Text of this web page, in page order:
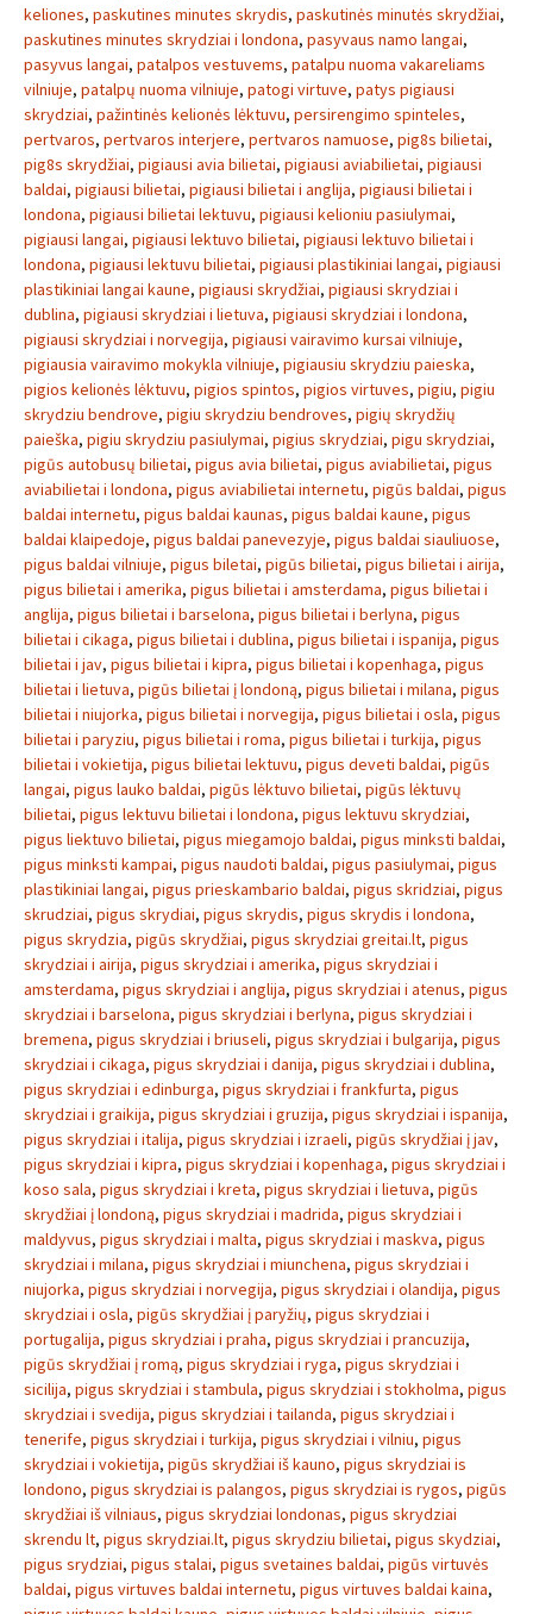
keliones, paskutines minutes skrydis, paskutinės minutės skrydžiai,
paskutines minutes skrydziai i londona, pasyvaus namo langai,
pasyvus langai, patalpos vestuvems, patalpu nuoma vakareliams
vilniuje, patalpų nuoma vilniuje, patogi virtuve, patys pigiausi
skrydziai, pažintinės kelionės lėktuvu, persirengimo spinteles,
pertvaros, pertvaros interjere, pertvaros namuose, pig8s bilietai,
pig8s skrydžiai, pigiausi avia bilietai, pigiausi aviabilietai, pigiausi
baldai, pigiausi bilietai, pigiausi bilietai i anglija, pigiausi bilietai i
londona, pigiausi bilietai lektuvu, pigiausi kelioniu pasiulymai,
pigiausi langai, pigiausi lektuvo bilietai, pigiausi lektuvo bilietai i
londona, pigiausi lektuvu bilietai, pigiausi plastikiniai langai, pigiausi
plastikiniai langai kaune, pigiausi skrydžiai, pigiausi skrydziai i
dublina, pigiausi skrydziai i lietuva, pigiausi skrydziai i londona,
pigiausi skrydziai i norvegija, pigiausi vairavimo kursai vilniuje,
pigiausia vairavimo mokykla vilniuje, pigiausiu skrydziu paieska,
pigios kelionės lėktuvu, pigios spintos, pigios virtuves, pigiu, pigiu
skrydziu bendrove, pigiu skrydziu bendroves, pigių skrydžių
paieška, pigiu skrydziu pasiulymai, pigius skrydziai, pigu skrydziai,
pigūs autobusų bilietai, pigus avia bilietai, pigus aviabilietai, pigus
aviabilietai i londona, pigus aviabilietai internetu, pigūs baldai, pigus
baldai internetu, pigus baldai kaunas, pigus baldai kaune, pigus
baldai klaipedoje, pigus baldai panevezyje, pigus baldai siauliuose,
pigus baldai vilniuje, pigus biletai, pigūs bilietai, pigus bilietai i airija,
pigus bilietai i amerika, pigus bilietai i amsterdama, pigus bilietai i
anglija, pigus bilietai i barselona, pigus bilietai i berlyna, pigus
bilietai i cikaga, pigus bilietai i dublina, pigus bilietai i ispanija, pigus
bilietai i jav, pigus bilietai i kipra, pigus bilietai i kopenhaga, pigus
bilietai i lietuva, pigūs bilietai į londoną, pigus bilietai i milana, pigus
bilietai i niujorka, pigus bilietai i norvegija, pigus bilietai i osla, pigus
bilietai i paryziu, pigus bilietai i roma, pigus bilietai i turkija, pigus
bilietai i vokietija, pigus bilietai lektuvu, pigus deveti baldai, pigūs
langai, pigus lauko baldai, pigūs lėktuvo bilietai, pigūs lėktuvų
bilietai, pigus lektuvu bilietai i londona, pigus lektuvu skrydziai,
pigus liektuvo bilietai, pigus miegamojo baldai, pigus minksti baldai,
pigus minksti kampai, pigus naudoti baldai, pigus pasiulymai, pigus
plastikiniai langai, pigus prieskambario baldai, pigus skridziai, pigus
skrudziai, pigus skrydiai, pigus skrydis, pigus skrydis i londona,
pigus skrydzia, pigūs skrydžiai, pigus skrydziai greitai.lt, pigus
skrydziai i airija, pigus skrydziai i amerika, pigus skrydziai i
amsterdama, pigus skrydziai i anglija, pigus skrydziai i atenus, pigus
skrydziai i barselona, pigus skrydziai i berlyna, pigus skrydziai i
bremena, pigus skrydziai i briuseli, pigus skrydziai i bulgarija, pigus
skrydziai i cikaga, pigus skrydziai i danija, pigus skrydziai i dublina,
pigus skrydziai i edinburga, pigus skrydziai i frankfurta, pigus
skrydziai i graikija, pigus skrydziai i gruzija, pigus skrydziai i ispanija,
pigus skrydziai i italija, pigus skrydziai i izraeli, pigūs skrydžiai į jav,
pigus skrydziai i kipra, pigus skrydziai i kopenhaga, pigus skrydziai i
koso sala, pigus skrydziai i kreta, pigus skrydziai i lietuva, pigūs
skrydžiai į londoną, pigus skrydziai i madrida, pigus skrydziai i
maldyvus, pigus skrydziai i malta, pigus skrydziai i maskva, pigus
skrydziai i milana, pigus skrydziai i miunchena, pigus skrydziai i
niujorka, pigus skrydziai i norvegija, pigus skrydziai i olandija, pigus
skrydziai i osla, pigūs skrydžiai į paryžių, pigus skrydziai i
portugalija, pigus skrydziai i praha, pigus skrydziai i prancuzija,
pigūs skrydžiai į romą, pigus skrydziai i ryga, pigus skrydziai i
sicilija, pigus skrydziai i stambula, pigus skrydziai i stokholma, pigus
skrydziai i svedija, pigus skrydziai i tailanda, pigus skrydziai i
tenerife, pigus skrydziai i turkija, pigus skrydziai i vilniu, pigus
skrydziai i vokietija, pigūs skrydžiai iš kauno, pigus skrydziai is
londono, pigus skrydziai is palangos, pigus skrydziai is rygos, pigūs
skrydžiai iš vilniaus, pigus skrydziai londonas, pigus skrydziai
skrendu lt, pigus skrydziai.lt, pigus skrydziu bilietai, pigus skydziai,
pigus srydziai, pigus stalai, pigus svetaines baldai, pigūs virtuvės
baldai, pigus virtuves baldai internetu, pigus virtuves baldai kaina,